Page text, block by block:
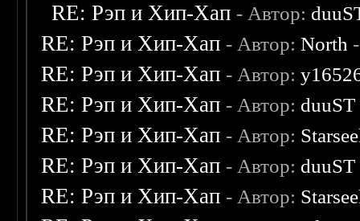
RE: Рэп и Хип-Хап - Автор:
RE: Рэп и Хип-Хап - Автор:North
RE: Рэп и Хип-Хап - Автор:
RE: Рэп и Хип-Хап - Автор: duuST
RE: Рэп и Хип-Хап - Автор:
RE: Рэп и Хип-Хап - Автор: duuST
RE: Рэп и Хип-Хап - Автор: